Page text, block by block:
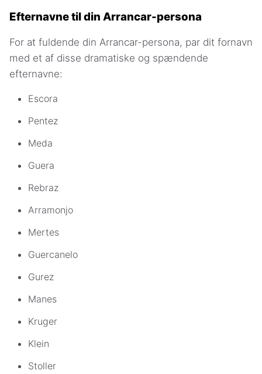
Efternavne til din Arrancar-persona
For at fuldende din Arrancar-persona, par dit fornavn
med et af disse dramatiske og spændende
efternavne:
Escora
Pentez
Meda
Guera
Rebraz
Arramonjo
Mertes
Guercanelo
Gurez
Manes
Kruger
Klein
Stoller